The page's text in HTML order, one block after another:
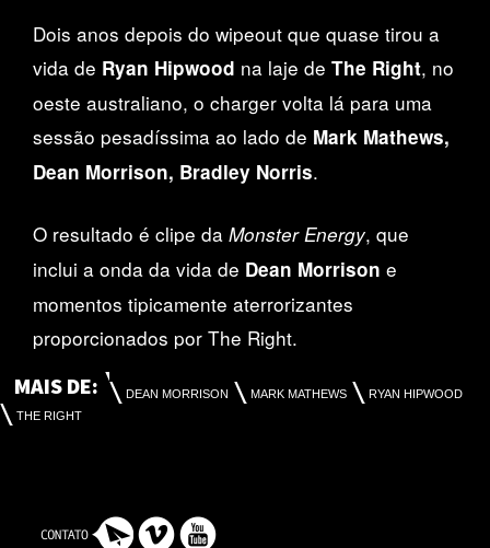
Dois anos depois do wipeout que quase tirou a
vida de Ryan Hipwood na laje de The Right, no
oeste australiano, o charger volta lá para uma
sessão pesadíssima ao lado de Mark Mathews,
Dean Morrison, Bradley Norris.
O resultado é clipe da Monster Energy, que
inclui a onda da vida de Dean Morrison e
momentos tipicamente aterrorizantes
proporcionados por The Right.
MAIS DE:
DEAN MORRISON MARK MATHEWS
RYAN HIPWOOD
THE RIGHT